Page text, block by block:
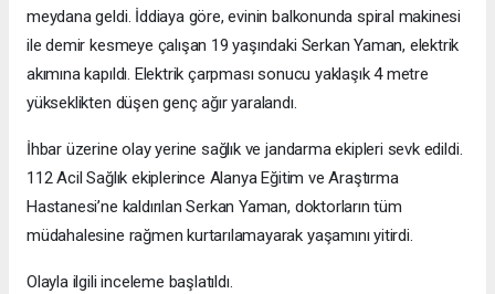
meydana geldi. İddiaya göre, evinin balkonunda spiral makinesi
ile demir kesmeye çalışan 19 yaşındaki Serkan Yaman, elektrik
akımına kapıldı. Elektrik çarpması sonucu yaklaşık 4 metre
yükseklikten düşen genç ağır yaralandı.
İhbar üzerine olay yerine sağlık ve jandarma ekipleri sevk edildi.
112 Acil Sağlık ekiplerince Alanya Eğitim ve Araştırma
Hastanesi’ne kaldırılan Serkan Yaman, doktorların tüm
müdahalesine rağmen kurtarılamayarak yaşamını yitirdi.
Olayla ilgili inceleme başlatıldı.